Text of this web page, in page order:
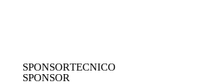
SPONSOR TECNICO
SPONSOR